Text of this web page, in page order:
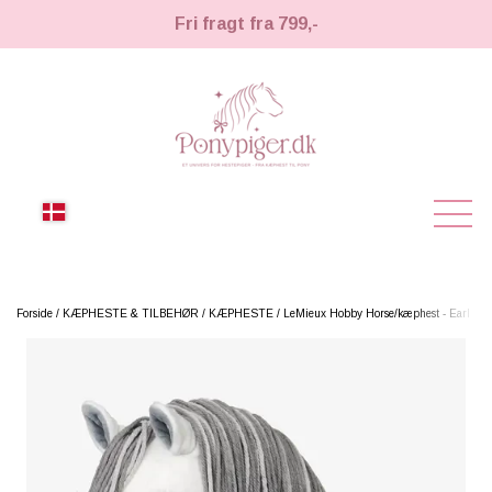
Fri fragt fra 799,-
NYHEDER
KÆPHESTE
STRIGLER & TILBEHØR
LEMIEUX TOY PONY
TIL HESTEPIGER
Forside KÆPHESTE & TILBEHØR KÆPHESTE LeMieux Hobby Horse/kæphest - Earl